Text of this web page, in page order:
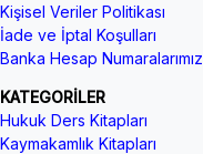
Kişisel Veriler Politikası
İade ve İptal Koşulları
Banka Hesap Numaralarımız
KATEGORİLER
Hukuk Ders Kitapları
Kaymakamlık Kitapları